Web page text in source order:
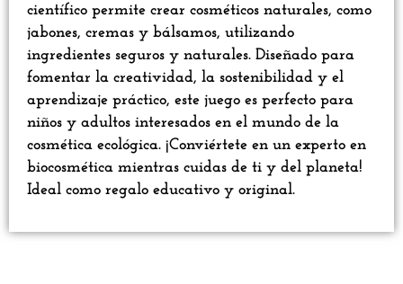
científico permite crear cosméticos naturales, como
jabones, cremas y bálsamos, utilizando
ingredientes seguros y naturales. Diseñado para
fomentar la creatividad, la sostenibilidad y el
aprendizaje práctico, este juego es perfecto para
niños y adultos interesados en el mundo de la
cosmética ecológica. ¡Conviértete en un experto en
biocosmética mientras cuidas de ti y del planeta!
Ideal como regalo educativo y original.